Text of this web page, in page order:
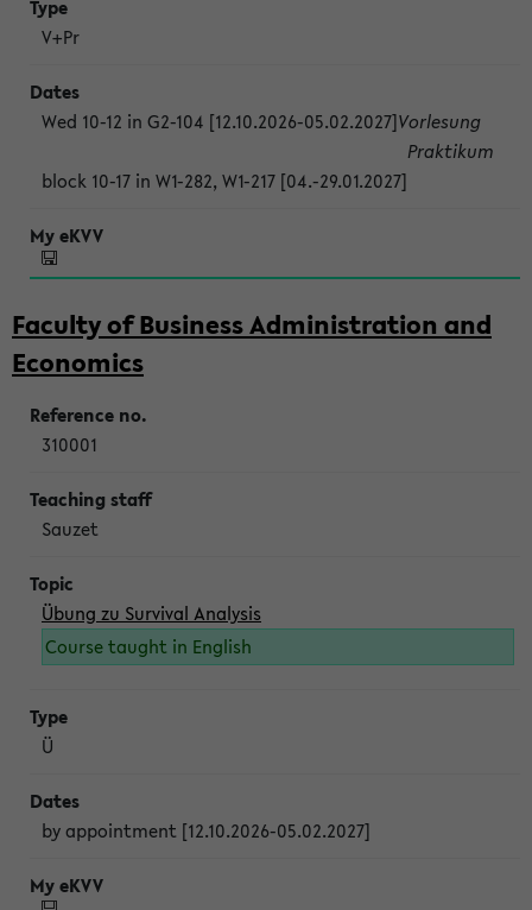
V+Pr
Wed 10-12 in G2-104 [12.10.2026-05.02.2027]Vorlesung
block 10-17 in W1-282, W1-217 [04.-29.01.2027]
Praktikum
Faculty of Business Administration and
Economics
310001
Sauzet
Übung zu Survival Analysis
Course taught in English
Ü
by appointment [12.10.2026-05.02.2027]